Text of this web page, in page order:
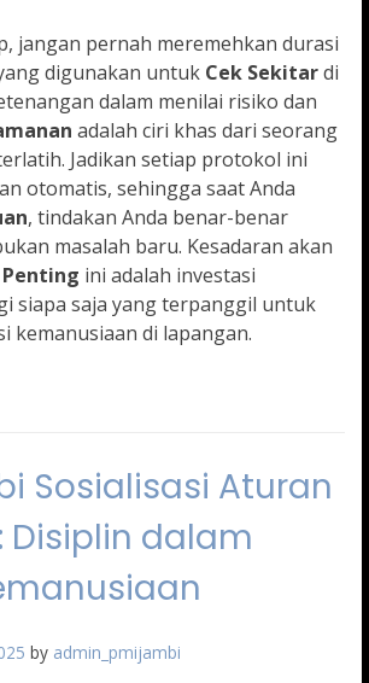
jangan pernah meremehkan durasi
digunakan untuk Cek Sekitardi
dalam menilai risiko dan
adalah ciri khas dari seorang
Jadikan setiap protokol ini
otomatis, sehingga saat Anda
, tindakan Anda benar-benar
masalah baru. Kesadaran akan
ini adalah investasi
siapa saja yang terpanggil untuk
kemanusiaan di lapangan.
Sosialisasi Aturan
Disiplin dalam
by admin_pmijambi